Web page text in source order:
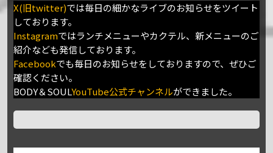
X(旧twitter)では毎日の細かなライブのお知らせをツイート
しております。
Instagramではランチメニューやカクテル、新メニューのご
紹介なども発信しております。
Facebookでも毎日のお知らせをしておりますので、ぜひご
確認ください。
BODY＆SOULYouTube公式チャンネルができました。